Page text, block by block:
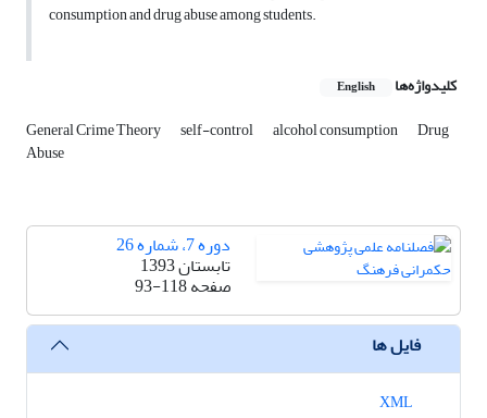
consumption and drug abuse among students.
کلیدواژه‌ها English
General Crime Theory self-control alcohol consumption Drug
Abuse
دوره 7، شماره 26
تابستان 1393
صفحه93-118
فایل ها